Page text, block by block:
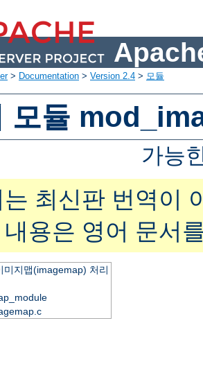
> Documentation > Version 2.4 > 모듈
모듈
가능
는 최신판 번역이
내용은 영어 문서
미지맵(imagemap) 처리